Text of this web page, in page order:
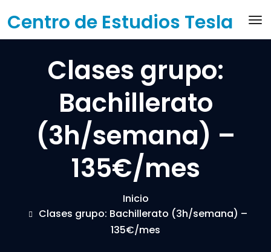
contenido
Centro de Estudios Tesla
Clases grupo:
Bachillerato
(3h/semana) –
135€/mes
Inicio
Clases grupo: Bachillerato (3h/semana) –
135€/mes